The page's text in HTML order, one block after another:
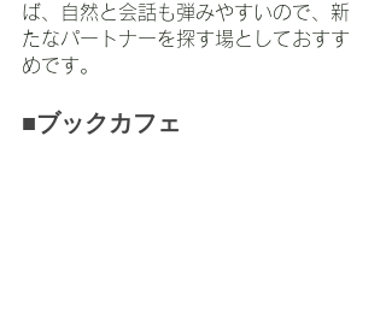
ば、自然と会話も弾みやすいので、新
たなパートナーを探す場としておすす
めです。
■ブックカフェ